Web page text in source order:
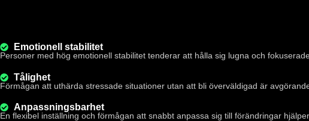
Emotionell stabilitet
Personer med hög emotionell stabilitet tenderar att hålla sig lugna och
Tålighet
Förmågan att uthärda stressade situationer utan att bli överväldigad är
Anpassningsbarhet
En flexibel inställning och förmågan att snabbt anpassa sig till förändringar